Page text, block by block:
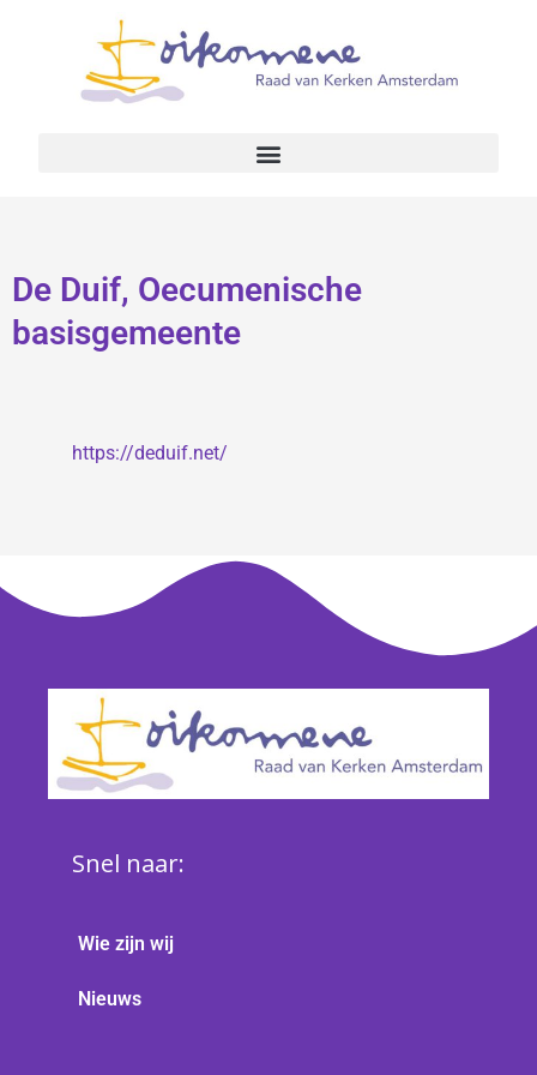
De Duif, Oecumenische
basisgemeente
https://deduif.net/
Snel naar:
Wie zijn wij
Nieuws